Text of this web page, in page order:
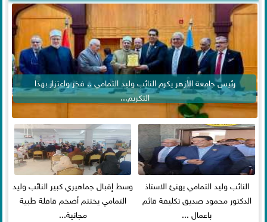
رئيس جامعة الأزهر يكرم النائب وليد التمامي .. فخر واعتزاز بهذا
التكريم...
النائب وليد التمامي يهنئ الاستاذ
الدكتور محمود صديق تكليفة قائم
باعمال ...
وسط إقبال جماهيري كبير النائب وليد
التمامي يختتم أضخم قافلة طبية
مجانية...